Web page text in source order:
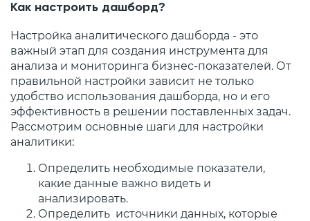
Как настроить дашборд?
Настройка аналитического дашборда - это
важный этап для создания инструмента для
анализа и мониторинга бизнес-показателей. От
правильной настройки зависит не только
удобство использования дашборда, но и его
эффективность в решении поставленных задач.
Рассмотрим основные шаги для настройки
аналитики:
Определить необходимые показатели,
какие данные важно видеть и
анализировать.
Определить источники данных, которые